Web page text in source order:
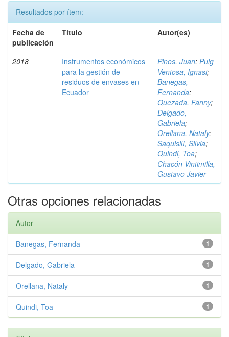
Resultados por ítem:
Fecha de
publicación
Título Autor(es)
2018
Instrumentos económicos
para la gestión de
residuos de envases en
Ecuador
Pinos, Juan; Puig
Ventosa, Ignasi;
Banegas,
Fernanda;
Quezada, Fanny;
Delgado,
Gabriela;
Orellana, Nataly;
Saquisilí, Silvia;
Quindi, Toa;
Chacón Vintimilla,
Gustavo Javier
Otras opciones relacionadas
Autor
1
Banegas, Fernanda
1
Delgado, Gabriela
1
Orellana, Nataly
1
Quindi, Toa